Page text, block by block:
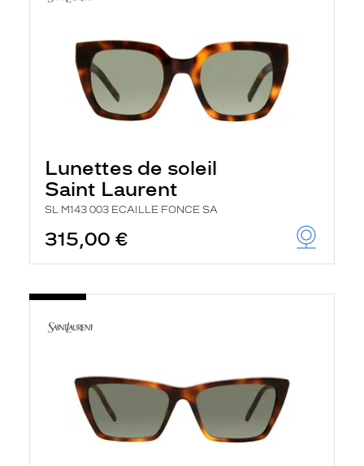
Lunettes de soleil
Saint Laurent
SL M143 003 ECAILLE FONCE SA
315,00 €